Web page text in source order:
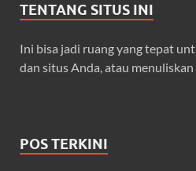
TENTANG SITUS INI
Ini bisa jadi ruang yang tepat
dan situs Anda, atau
POS TERKINI